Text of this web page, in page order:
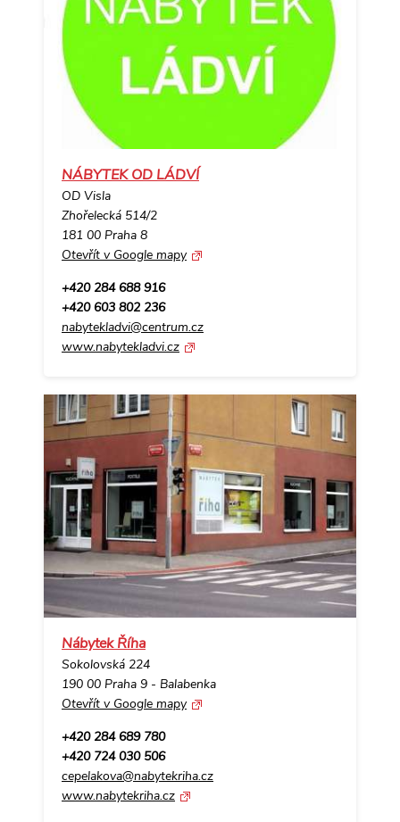
NÁBYTEK OD LÁDVÍ
OD Visla
Zhořelecká 514/2
181 00 Praha 8
Otevřít v Google mapy
+420 284 688 916
+420 603 802 236
nabytekladvi@centrum.cz
www.nabytekladvi.cz
Nábytek Říha
Sokolovská 224
190 00 Praha 9 - Balabenka
Otevřít v Google mapy
+420 284 689 780
+420 724 030 506
cepelakova@nabytekriha.cz
www.nabytekriha.cz